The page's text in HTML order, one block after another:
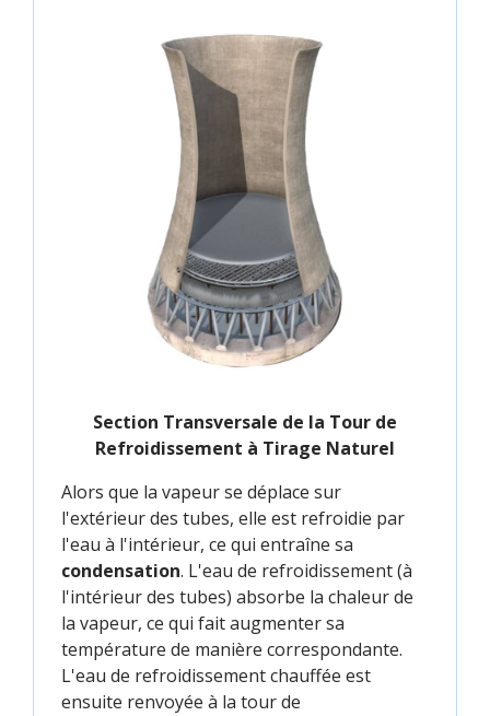
Section Transversale de la Tour de
Refroidissement à Tirage Naturel
Alors que la vapeur se déplace sur
l'extérieur des tubes, elle est refroidie par
l'eau à l'intérieur, ce qui entraîne sa
condensation. L'eau de refroidissement (à
l'intérieur des tubes) absorbe la chaleur de
la vapeur, ce qui fait augmenter sa
température de manière correspondante.
L'eau de refroidissement chauffée est
ensuite renvoyée à la tour de